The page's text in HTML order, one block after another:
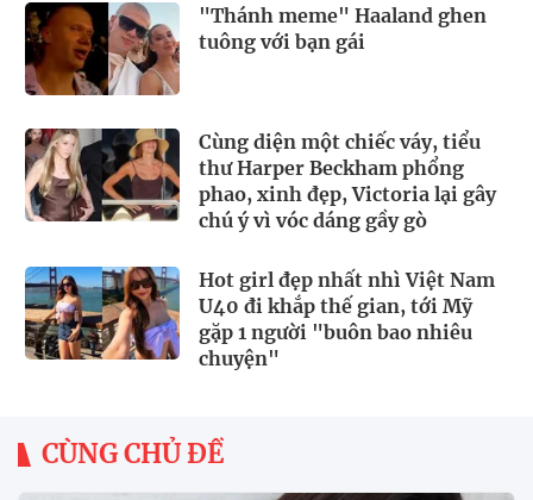
"Thánh meme" Haaland ghen
tuông với bạn gái
Cùng diện một chiếc váy, tiểu
thư Harper Beckham phổng
phao, xinh đẹp, Victoria lại gây
chú ý vì vóc dáng gầy gò
Hot girl đẹp nhất nhì Việt Nam
U40 đi khắp thế gian, tới Mỹ
gặp 1 người "buôn bao nhiêu
chuyện"
CÙNG CHỦ ĐỀ